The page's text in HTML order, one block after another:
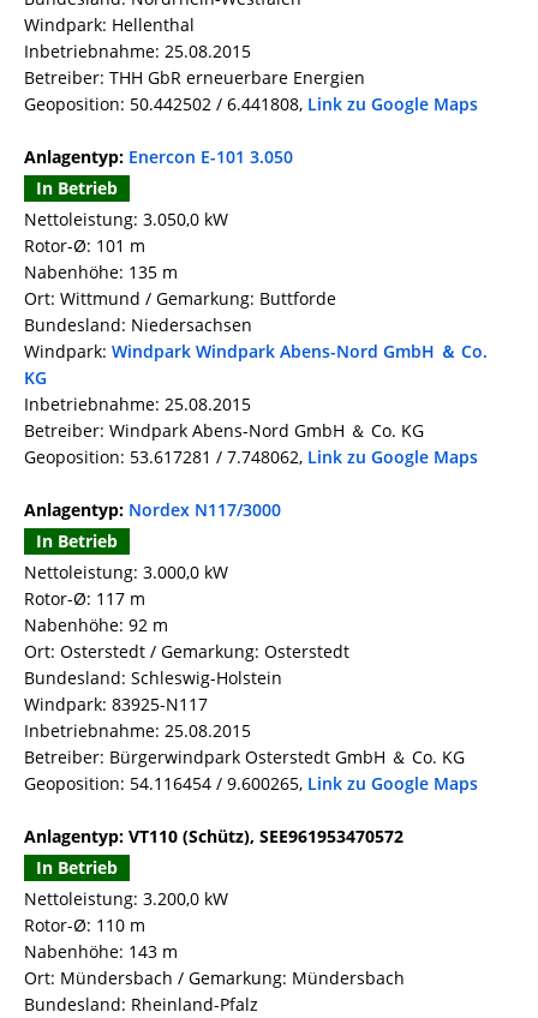
Windpark: Hellenthal
Inbetriebnahme: 25.08.2015
Betreiber: THH GbR erneuerbare Energien
Geoposition: 50.442502 / 6.441808, Link zu Google Maps
Anlagentyp: Enercon E-101 3.050
In Betrieb
Nettoleistung: 3.050,0 kW
Rotor-Ø: 101 m
Nabenhöhe: 135 m
Ort: Wittmund / Gemarkung: Buttforde
Bundesland: Niedersachsen
Windpark: Windpark Windpark Abens-Nord GmbH ＆ Co.
KG
Inbetriebnahme: 25.08.2015
Betreiber: Windpark Abens-Nord GmbH ＆ Co. KG
Geoposition: 53.617281 / 7.748062, Link zu Google Maps
Anlagentyp: Nordex N117/3000
In Betrieb
Nettoleistung: 3.000,0 kW
Rotor-Ø: 117 m
Nabenhöhe: 92 m
Ort: Osterstedt / Gemarkung: Osterstedt
Bundesland: Schleswig-Holstein
Windpark: 83925-N117
Inbetriebnahme: 25.08.2015
Betreiber: Bürgerwindpark Osterstedt GmbH ＆ Co. KG
Geoposition: 54.116454 / 9.600265, Link zu Google Maps
Anlagentyp: VT110 (Schütz), SEE961953470572
In Betrieb
Nettoleistung: 3.200,0 kW
Rotor-Ø: 110 m
Nabenhöhe: 143 m
Ort: Mündersbach / Gemarkung: Mündersbach
Bundesland: Rheinland-Pfalz